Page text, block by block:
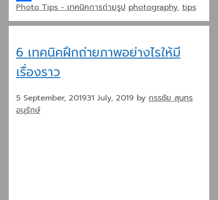
Share
Categories
Photo Tips - เทคนิคการถ่ายรูป Tags
photography, tips
6 เทคนิคฝึกถ่ายภาพอย่างไรให้มี
เรื่องราว
5 September, 201931 July, 2019 by กรรชัย สุนทร
อนุรักษ์